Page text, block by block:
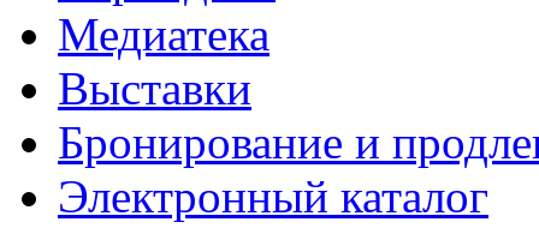
Медиатека
Выставки
Бронирование и
Электронный каталог